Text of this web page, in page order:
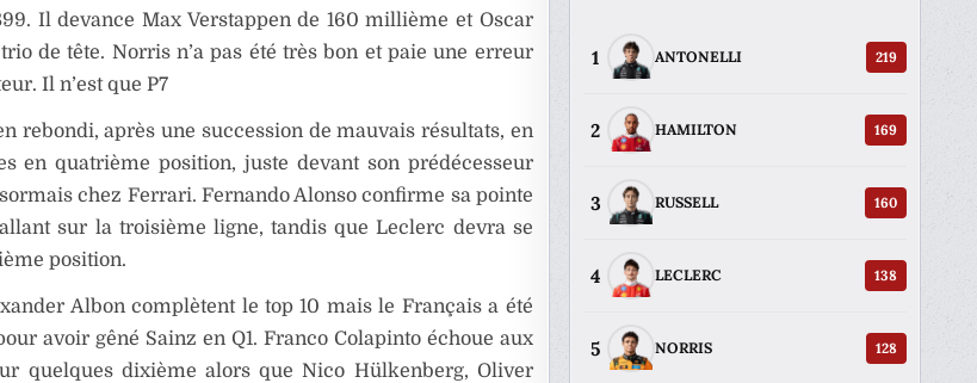
Il devance Max Verstappen de 160 millième et Oscar
de tête. Norris n’a pas été très bon et paie une erreur
Il n’est que P7
rebondi, après une succession de mauvais résultats, en
en quatrième position, juste devant son prédécesseur
chez Ferrari. Fernando Alonso confirme sa pointe
sur la troisième ligne, tandis que Leclerc devra se
position.
Albon complètent le top 10 mais le Français a été
avoir gêné Sainz en Q1. Franco Colapinto échoue aux
quelques dixième alors que Nico Hülkenberg, Oliver
1 ANTONELLI 219
2 HAMILTON 169
3 RUSSELL 160
4 LECLERC 138
5 NORRIS 128